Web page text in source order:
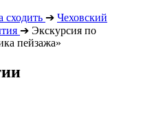
сходить ➔ Чеховский
➔ Экскурсия по
пейзажа»